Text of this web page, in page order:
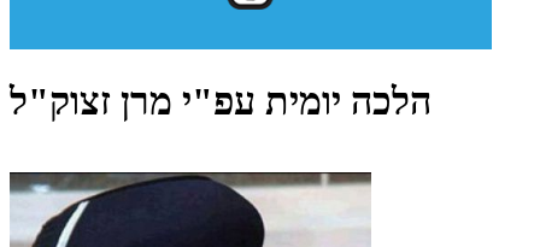
הלכה יומית עפ"י מרן זצוק"ל